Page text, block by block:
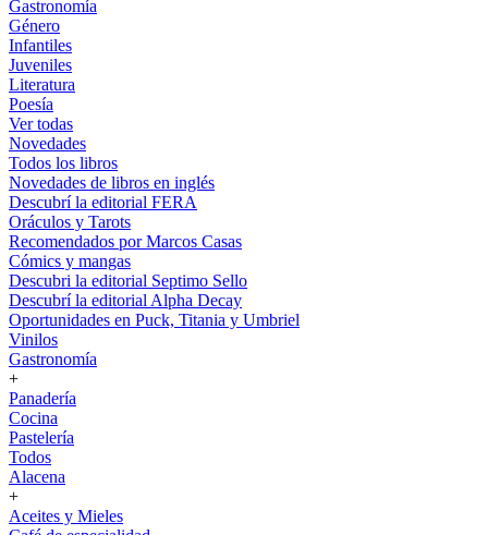
Gastronomía
Género
Infantiles
Juveniles
Literatura
Poesía
Ver todas
Novedades
Todos los libros
Novedades de libros en inglés
Descubrí la editorial FERA
Oráculos y Tarots
Recomendados por Marcos Casas
Cómics y mangas
Descubri la editorial Septimo Sello
Descubrí la editorial Alpha Decay
Oportunidades en Puck, Titania y Umbriel
Vinilos
Gastronomía
+
Panadería
Cocina
Pastelería
Todos
Alacena
+
Aceites y Mieles